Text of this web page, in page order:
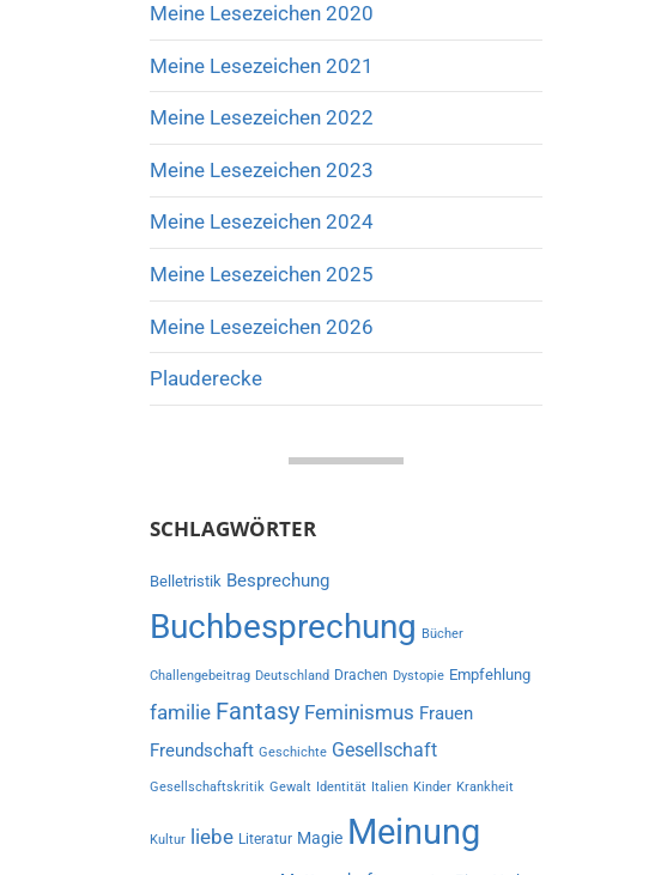
Meine Lesezeichen 2020
Meine Lesezeichen 2021
Meine Lesezeichen 2022
Meine Lesezeichen 2023
Meine Lesezeichen 2024
Meine Lesezeichen 2025
Meine Lesezeichen 2026
Plauderecke
SCHLAGWÖRTER
Belletristik Besprechung
Buchbesprechung Bücher
Challengebeitrag Deutschland Drachen Dystopie Empfehlung
familie Fantasy Feminismus Frauen
Freundschaft Geschichte Gesellschaft
Gesellschaftskritik Gewalt Identität Italien Kinder Krankheit
Kultur liebe Literatur Magie Meinung